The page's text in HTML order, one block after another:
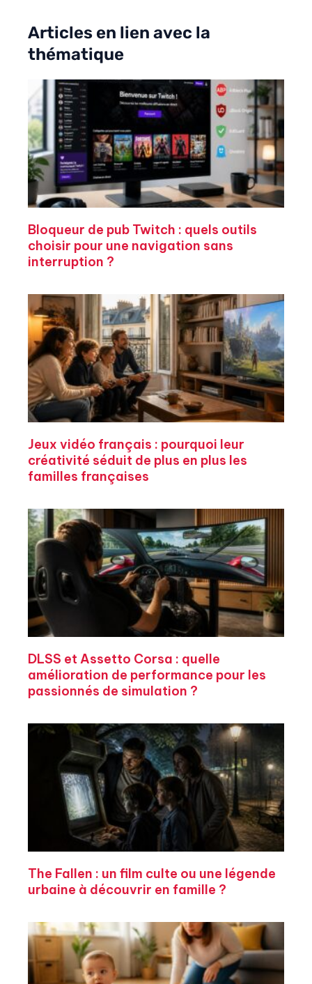
Articles en lien avec la
thématique
Bloqueur de pub Twitch : quels outils
choisir pour une navigation sans
interruption ?
Jeux vidéo français : pourquoi leur
créativité séduit de plus en plus les
familles françaises
DLSS et Assetto Corsa : quelle
amélioration de performance pour les
passionnés de simulation ?
The Fallen : un film culte ou une légende
urbaine à découvrir en famille ?